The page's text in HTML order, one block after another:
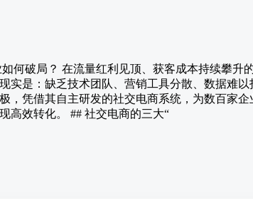
何破局？ 在流量红利见顶、获客成本持续攀升
实是：缺乏技术团队、营销工具分散、数据难
，凭借其自主研发的社交电商系统，为数百家
高效转化。 ## 社交电商的三大“